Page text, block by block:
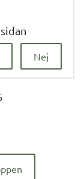
Nej